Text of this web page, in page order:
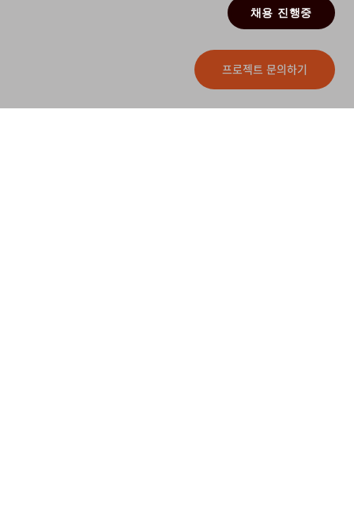
프로젝트 문의하기
채용 진행중